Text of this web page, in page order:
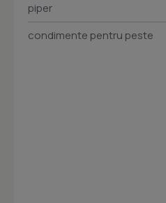
piper
condimente pentru peste